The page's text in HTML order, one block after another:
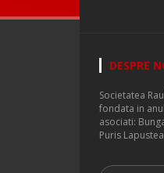
DESPRE
Societatea
fondata in
asociati:
Puris